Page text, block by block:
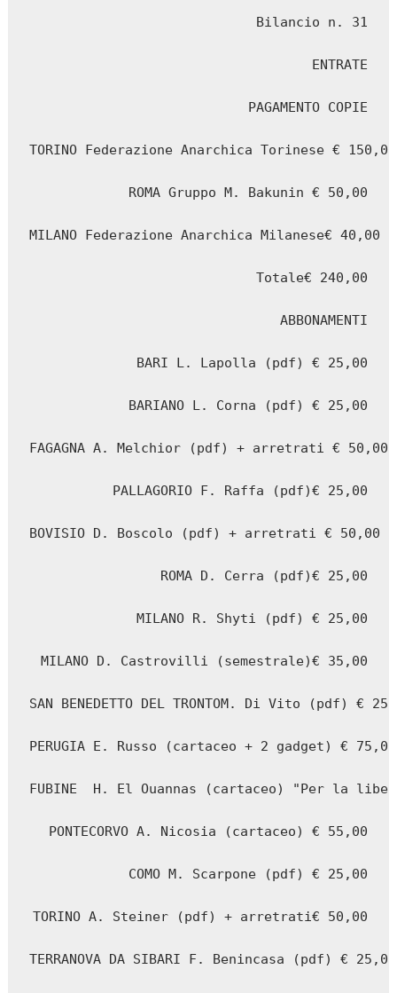
Bilancio n. 31
ENTRATE
PAGAMENTO COPIE
TORINO Federazione Anarchica Torinese € 150,00
ROMA Gruppo M. Bakunin € 50,00
MILANO Federazione Anarchica Milanese€ 40,00
Totale€ 240,00
ABBONAMENTI
BARI L. Lapolla (pdf) € 25,00
BARIANO L. Corna (pdf) € 25,00
FAGAGNA A. Melchior (pdf) + arretrati € 50,00
PALLAGORIO F. Raffa (pdf)€ 25,00
BOVISIO D. Boscolo (pdf) + arretrati € 50,00
ROMA D. Cerra (pdf)€ 25,00
MILANO R. Shyti (pdf) € 25,00
MILANO D. Castrovilli (semestrale)€ 35,00
SAN BENEDETTO DEL TRONTOM. Di Vito (pdf) €
PERUGIA E. Russo (cartaceo + 2 gadget) € 75,00
FUBINE  H. El Ouannas (cartaceo) "Per la
PONTECORVO A. Nicosia (cartaceo) € 55,00
COMO M. Scarpone (pdf) € 25,00
TORINO A. Steiner (pdf) + arretrati€ 50,00
TERRANOVA DA SIBARI F. Benincasa (pdf) € 25,00